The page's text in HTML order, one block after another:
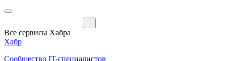
Все сервисы Хабра
Хабр
Сообщество IT-специалистов